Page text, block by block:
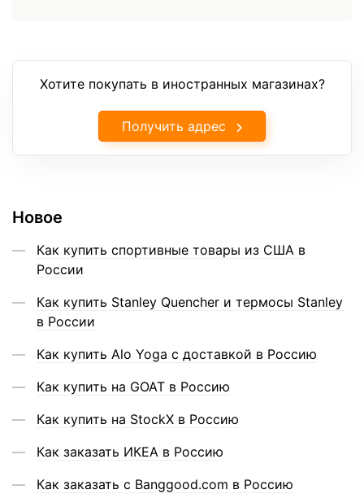
Хотите покупать в иностранных магазинах?
Получить адрес
Новое
Как купить спортивные товары из США в
России
Как купить Stanley Quencher и термосы Stanley
в России
Как купить Alo Yoga с доставкой в Россию
Как купить на GOAT в Россию
Как купить на StockX в Россию
Как заказать ИКЕА в Россию
Как заказать с Banggood.com в Россию